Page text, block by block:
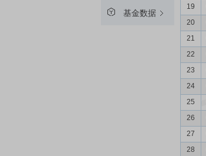
基金数据
19
20
21
22
23
24
25
26
27
28